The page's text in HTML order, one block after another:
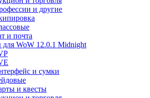
и другие
и почта
WoW 12.0.1 Midnight
и сумки
и квесты